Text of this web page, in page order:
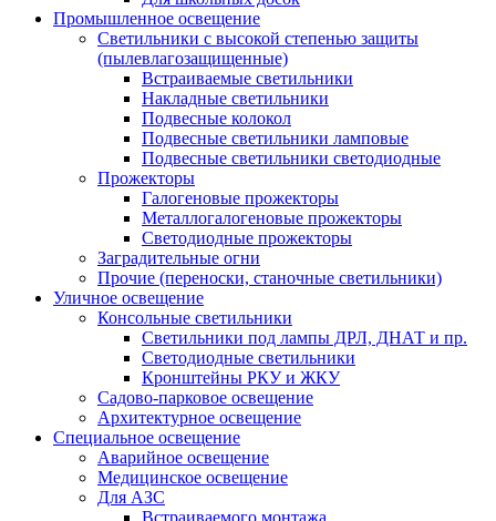
Промышленное освещение
Светильники с высокой степенью защиты
(пылевлагозащищенные)
Встраиваемые светильники
Накладные светильники
Подвесные колокол
Подвесные светильники ламповые
Подвесные светильники светодиодные
Прожекторы
Галогеновые прожекторы
Металлогалогеновые прожекторы
Светодиодные прожекторы
Заградительные огни
Прочие (переноски, станочные светильники)
Уличное освещение
Консольные светильники
Cветильники под лампы ДРЛ, ДНАТ и пр.
Cветодиодные светильники
Кронштейны РКУ и ЖКУ
Садово-парковое освещение
Архитектурное освещение
Специальное освещение
Аварийное освещение
Медицинское освещение
Для АЗС
Встраиваемого монтажа